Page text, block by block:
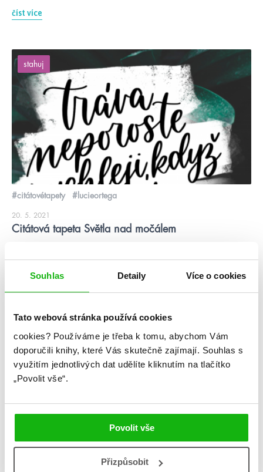
Souhlas Detaily Více o cookies
Tato webová stránka používá cookies
cookies? Používáme je třeba k tomu, abychom Vám
doporučili knihy, které Vás skutečně zajímají. Souhlas s
využitím jednotlivých dat udělíte kliknutím na tlačítko
„Povolit vše“.
Povolit vše
Přizpůsobit
číst více
stahuj
#citátovétapety #lucieortega
20. 5. 2021
Citátová tapeta Světla nad močálem
@mlovesreading
číst více
žebříčky
#lucieortega